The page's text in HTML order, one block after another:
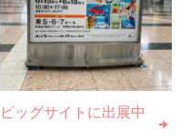
ビッグサイトに出展中